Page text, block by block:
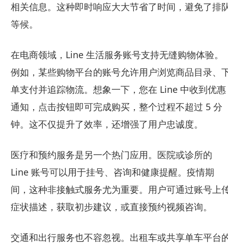
相关信息。这种即时响应大大节省了时间，避免了排
等候。
在电商领域，Line 生活服务账号支持无缝购物体验。
例如，某些购物平台的账号允许用户浏览商品目录、
单支付并追踪物流。想象一下，您在 Line 中收到优惠
通知，点击按钮即可完成购买，整个过程不超过 5 分
钟。这不仅提升了效率，还增强了用户忠诚度。
医疗和预约服务是另一个热门应用。医院或诊所的
Line 账号可以用于挂号、咨询和健康提醒。疫情期
间，这种非接触式服务尤为重要。用户可通过账号上
症状描述，获取初步建议，或直接预约视频咨询。
交通和出行服务也不容忽视。出租车或共享单车平台